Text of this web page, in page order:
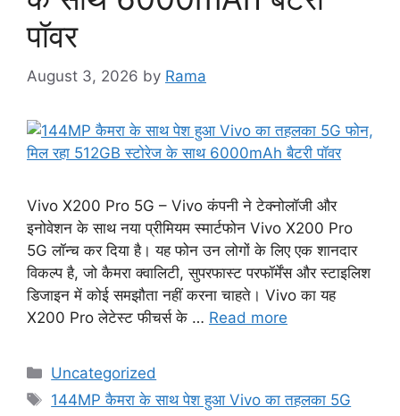
पॉवर
August 3, 2026 by Rama
Vivo X200 Pro 5G – Vivo कंपनी ने टेक्नोलॉजी और
इनोवेशन के साथ नया प्रीमियम स्मार्टफोन Vivo X200 Pro
5G लॉन्च कर दिया है। यह फोन उन लोगों के लिए एक शानदार
विकल्प है, जो कैमरा क्वालिटी, सुपरफास्ट परफॉर्मेंस और स्टाइलिश
डिजाइन में कोई समझौता नहीं करना चाहते। Vivo का यह
X200 Pro लेटेस्ट फीचर्स के … Read more
Categories
Uncategorized
Tags
144MP कैमरा के साथ पेश हुआ Vivo का तहलका 5G